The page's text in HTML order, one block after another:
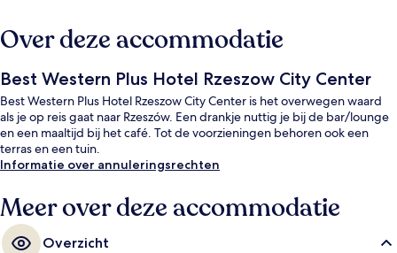
Over deze accommodatie
Best Western Plus Hotel Rzeszow City Center
Best Western Plus Hotel Rzeszow City Center is het overwegen waard
als je op reis gaat naar Rzeszów. Een drankje nuttig je bij de bar/lounge
en een maaltijd bij het café. Tot de voorzieningen behoren ook een
terras en een tuin.
Informatie over annuleringsrechten
Meer over deze accommodatie
Overzicht